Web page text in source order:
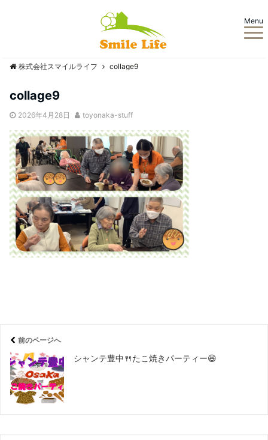
Menu
株式会社スマイルライフ collage9
collage9
2026年4月28日 toyonaka-stuff
前のページへ
シャンテ豊中🍴たこ焼きパーティー😆